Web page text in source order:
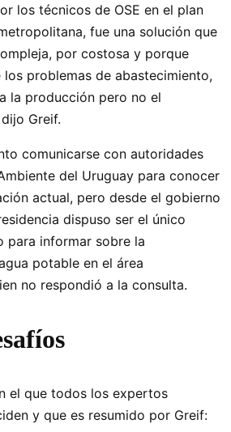
los técnicos de OSE en el plan
fue una solución que
por costosa y porque
problemas de abastecimiento,
la producción pero no el
Greif.
comunicarse con autoridades
del Uruguay para conocer
actual, pero desde el gobierno
dispuso ser el único
para informar sobre la
potable en el área
no respondió a la consulta.
el que todos los expertos
y que es resumido por Greif: